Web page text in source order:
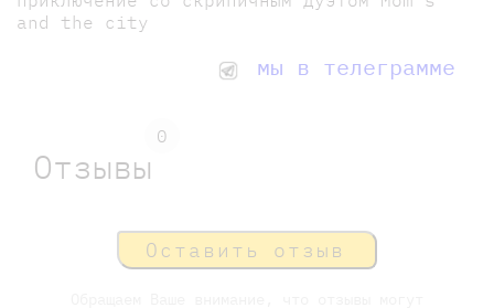
and the city
мы в телеграмме
Отзывы
0
Оставить отзыв